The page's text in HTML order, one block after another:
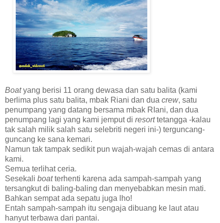
Boatyang berisi 11 orang dewasa dan satu balita (kami
berlima plus satu balita, mbak Riani dan dua crew, satu
penumpang yang datang bersama mbak RIani, dan dua
penumpang lagi yang kami jemput di resorttetangga -kalau
tak salah milik salah satu selebriti negeri ini-) terguncang-
guncang ke sana kemari.
Namun tak tampak sedikit pun wajah-wajah cemas di antara
kami.
Semua terlihat ceria.
Sesekali boatterhenti karena ada sampah-sampah yang
tersangkut di baling-baling dan menyebabkan mesin mati.
Bahkan sempat ada sepatu juga lho!
Entah sampah-sampah itu sengaja dibuang ke laut atau
hanyut terbawa dari pantai.